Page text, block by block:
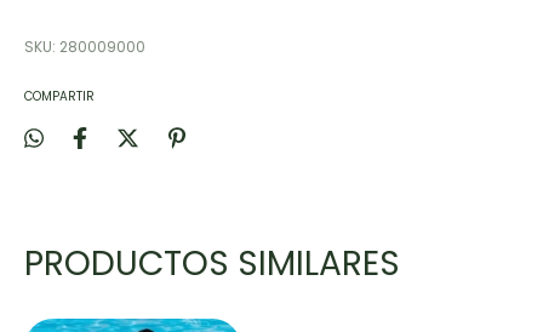
SKU: 280009000
COMPARTIR
PRODUCTOS SIMILARES